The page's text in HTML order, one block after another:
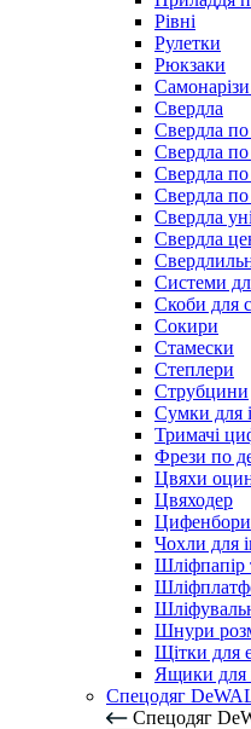
Рівні
Рулетки
Рюкзаки
Свердла
Свердла
Свердла по
Свердла
Свердла по
Свердла
Свердла
Системи
Скоби для
Сокири
Стамески
Степлери
Струбцини
Сумки для
Тримачі
Фрези по
Цвяхи
Цвяходер
Цифенбори
Чохли для
Шліфпапір
Шнури
Щітки для
Ящики для
Спецодяг
Спецодяг